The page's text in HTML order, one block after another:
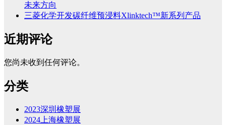
未来方向
三菱化学开发碳纤维预浸料Xlinktech™新系列产品
近期评论
您尚未收到任何评论。
分类
2023深圳橡塑展
2024上海橡塑展